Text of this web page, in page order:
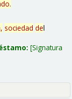
.
sociedad del
Signatura